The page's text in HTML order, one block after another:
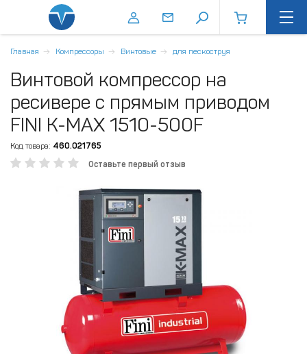
Главная Компрессоры Винтовые для пескоструя
Винтовой компрессор на
ресивере с прямым приводом
FINI K-MAX 1510-500F
Код товара: 460.021765
Оставьте первый отзыв